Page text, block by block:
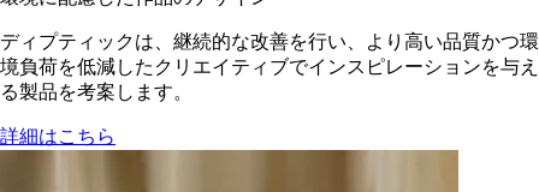
ディプティックは、継続的な改善を行い、より高い品質かつ環
境負荷を低減した​クリエイティブでインスピレーションを与え
る製品を考案します。
詳細はこちら